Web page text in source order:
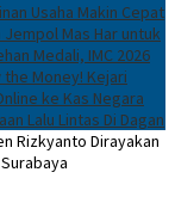
Usaha Makin Cepat
Mas Har untuk
Medali, IMC 2026
the Money! Kejari
ke Kas Negara
Lalu Lintas Di Dagan
Rizkyanto Dirayakan